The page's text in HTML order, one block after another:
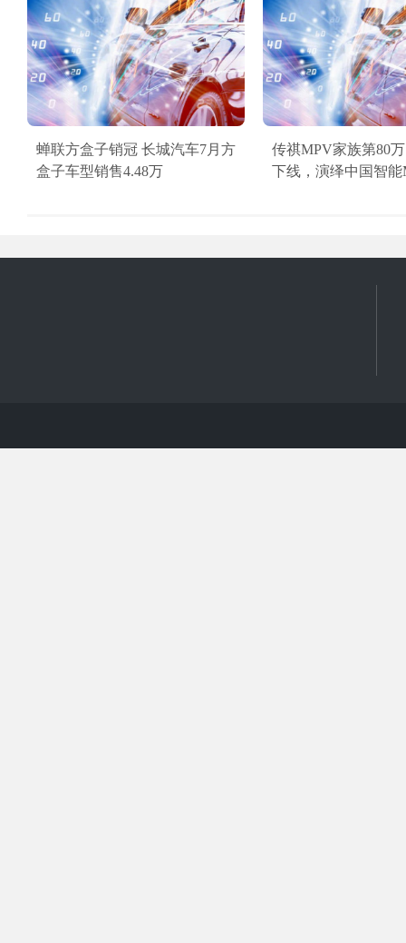
蝉联方盒子销冠 长城汽车7月方
盒子车型销售4.48万
传祺MPV家族第80
下线，演绎中国智能